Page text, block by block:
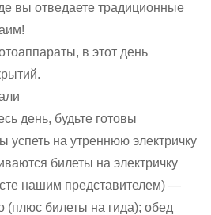
вы отведаете традиционные
в этот день
день, будьте готовы
успеть на утреннюю электричку
билеты на электричку
нашим представителем) —
(плюс билеты на гида); обед